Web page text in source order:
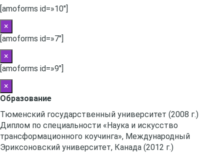
[amoforms id=»10″]
×
[amoforms id=»7″]
×
[amoforms id=»9″]
×
Образование
Тюменский государственный университет (2008 г.)
Диплом по специальности «Наука и искусство
трансформационного коучинга», Международный
Эриксоновский университет, Канада (2012 г.)